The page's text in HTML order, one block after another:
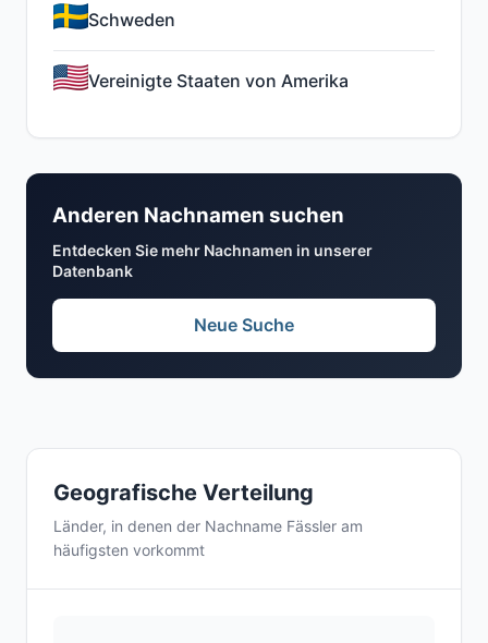
Geografische Verteilung
Länder, in denen der Nachname Fässler am
häufigsten vorkommt
Schweden
Vereinigte Staaten von Amerika
Anderen Nachnamen suchen
Entdecken Sie mehr Nachnamen in unserer
Datenbank
Neue Suche